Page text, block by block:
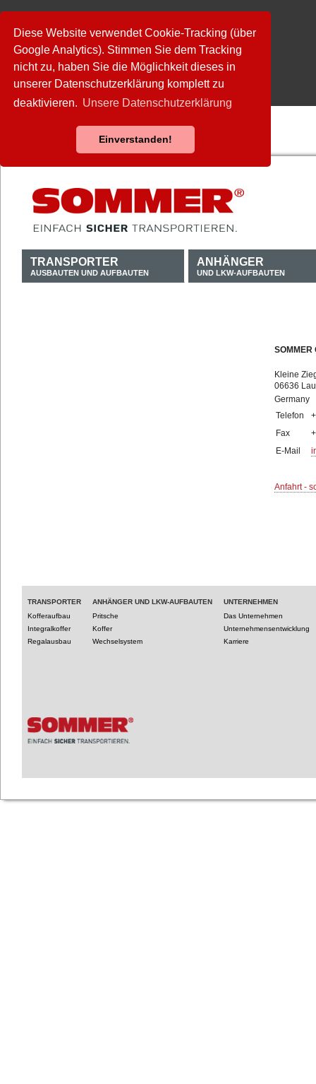
Diese Website verwendet Cookie-Tracking (über
Google Analytics). Stimmen Sie dem Tracking
nicht zu, haben Sie die Möglichkeit dieses in
unserer Datenschutzerklärung komplett zu
deaktivieren. Unsere Datenschutzerklärung
Einverstanden!
TRANSPORTER
AUSBAUTEN UND AUFBAUTEN
ANHÄNGER
UND LKW-AUFBAUTEN
SOMMER
Kleine
06636
Germany
Telefon
Fax
E-Mail
Anfahrt -
TRANSPORTER
Kofferaufbau
Integralkoffer
Regalausbau
ANHÄNGER UND LKW-AUFBAUTEN
Pritsche
Koffer
Wechselsystem
UNTERNEHMEN
Das Unternehmen
Unternehmensentwicklung
Karriere